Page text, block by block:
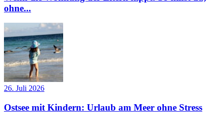
ohne...
26. Juli 2026
Ostsee mit Kindern: Urlaub am Meer ohne Stress